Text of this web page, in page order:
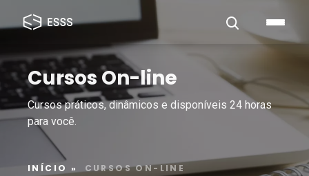
Cursos On-line
Cursos práticos, dinâmicos e disponíveis 24 horas
para você.
INÍCIO » CURSOS ON-LINE